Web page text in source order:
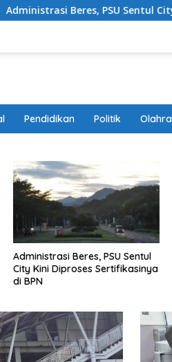
PSU Sentul City Kini
Pendidikan Politik
Sentul
Tiga Kelurahan di
Jatiasih Belum Cairkan
RW Bekasi Keren Rp100